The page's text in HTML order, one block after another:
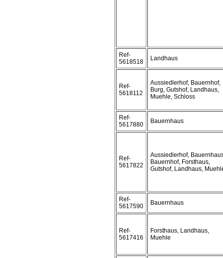
Ref-
5618518
Landhaus
Ref-
5618112
Aussiedlerhof, Bauernhof,
Burg, Gutshof, Landhaus,
Muehle, Schloss
Ref-
5617880
Bauernhaus
Ref-
5617822
Aussiedlerhof,
Bauernhof, Forsthaus,
Gutshof, Landhaus,
Ref-
5617590
Bauernhaus
Ref-
5617416
Forsthaus, Landhaus,
Muehle